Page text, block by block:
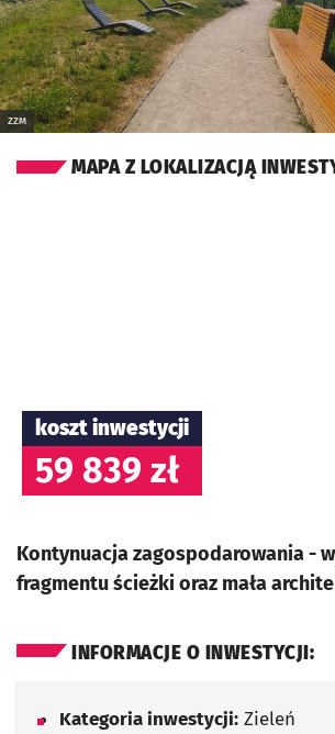
ZZM
MAPA Z LOKALIZACJĄ
koszt inwestycji
59 839 zł
Kontynuacja zagospodarowania -
fragmentu ścieżki oraz mała
INFORMACJE O INWESTYCJI:
Kategoria inwestycji: Zieleń